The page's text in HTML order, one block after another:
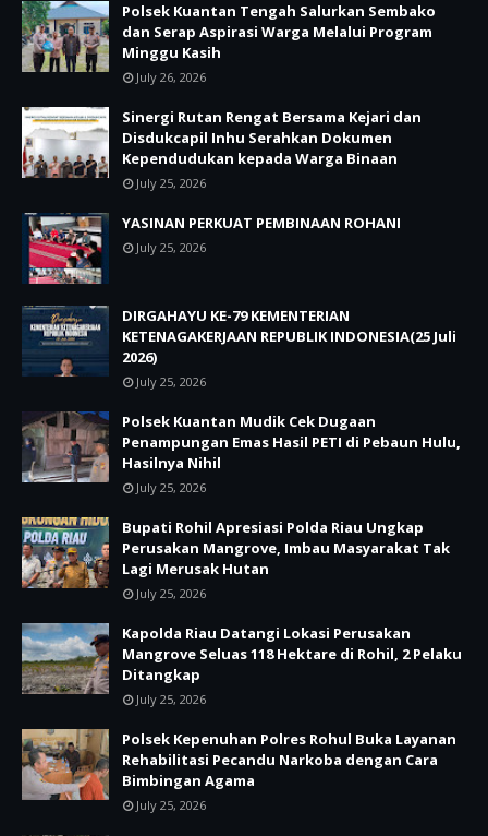
Polsek Kuantan Tengah Salurkan Sembako
dan Serap Aspirasi Warga Melalui Program
Minggu Kasih
July 26, 2026
Sinergi Rutan Rengat Bersama Kejari dan
Disdukcapil Inhu Serahkan Dokumen
Kependudukan kepada Warga Binaan
July 25, 2026
YASINAN PERKUAT PEMBINAAN ROHANI
July 25, 2026
DIRGAHAYU KE-79 KEMENTERIAN
KETENAGAKERJAAN REPUBLIK INDONESIA(25 Juli
2026)
July 25, 2026
Polsek Kuantan Mudik Cek Dugaan
Penampungan Emas Hasil PETI di Pebaun Hulu,
Hasilnya Nihil
July 25, 2026
Bupati Rohil Apresiasi Polda Riau Ungkap
Perusakan Mangrove, Imbau Masyarakat Tak
Lagi Merusak Hutan
July 25, 2026
Kapolda Riau Datangi Lokasi Perusakan
Mangrove Seluas 118 Hektare di Rohil, 2 Pelaku
Ditangkap
July 25, 2026
Polsek Kepenuhan Polres Rohul Buka Layanan
Rehabilitasi Pecandu Narkoba dengan Cara
Bimbingan Agama
July 25, 2026